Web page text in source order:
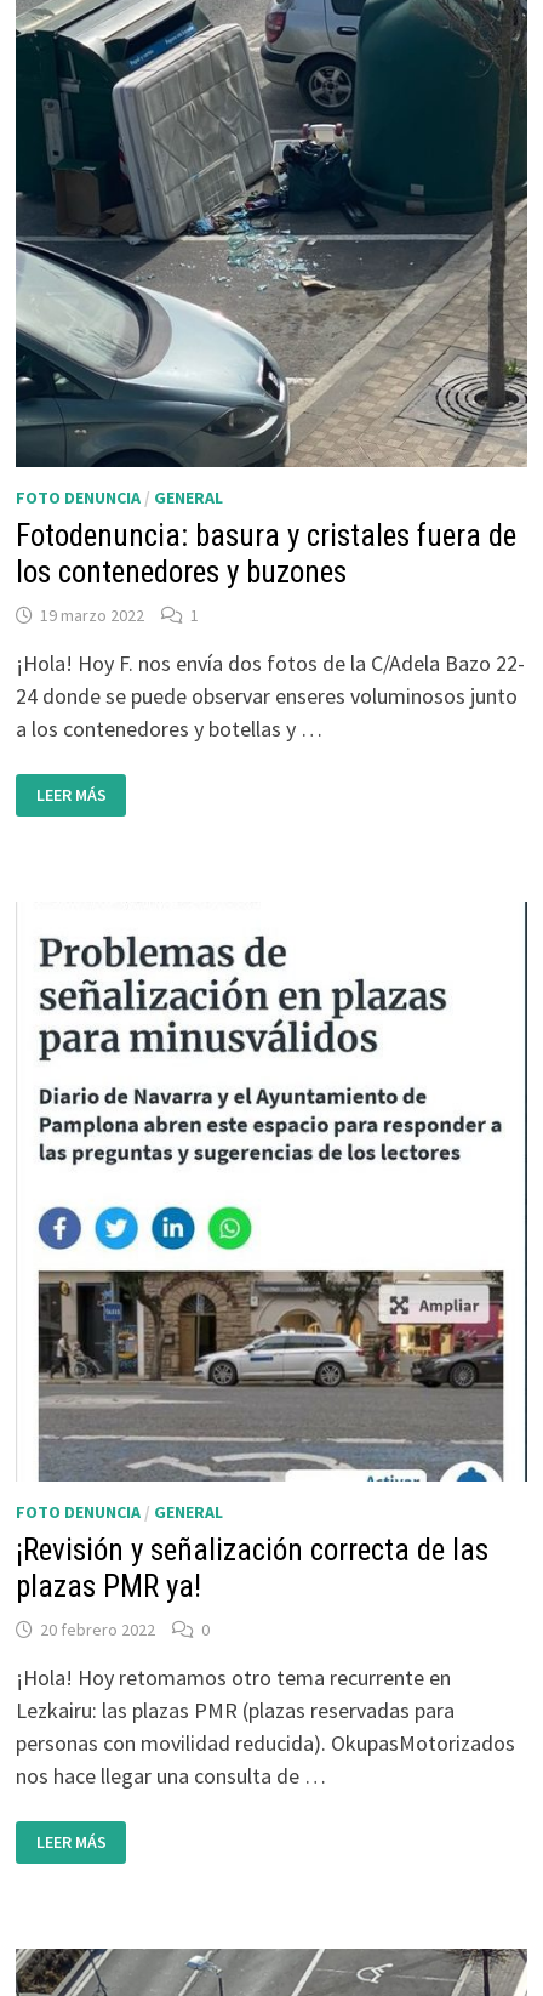
FOTO DENUNCIA/ GENERAL
Fotodenuncia: basura y cristales fuera de
los contenedores y buzones
19 marzo 2022 1
¡Hola! Hoy F. nos envía dos fotos de la C/Adela Bazo 22-
24 donde se puede observar enseres voluminosos junto
a los contenedores y botellas y …
FOTODENUNCIA:
BASURA
Y
CONTENEDORES
BUZONES
LEER MÁS
FOTO DENUNCIA/ GENERAL
¡Revisión y señalización correcta de las
plazas PMR ya!
20 febrero 2022 0
¡Hola! Hoy retomamos otro tema recurrente en
Lezkairu: las plazas PMR (plazas reservadas para
personas con movilidad reducida). OkupasMotorizados
nos hace llegar una consulta de …
¡REVISIÓN
Y
SEÑALIZACIÓN
PMR
YA!
LEER MÁS